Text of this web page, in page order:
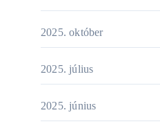
2025. október
2025. július
2025. június